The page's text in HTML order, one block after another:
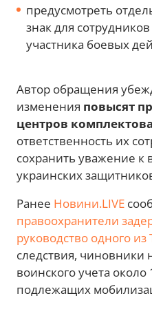
предусмотреть
знак для
участника боевых
Автор обращения
изменения повысят
центров
ответственность их
сохранить уважение
украинских
Ранее Новини.LIVE
правоохранители
руководство одного
следствия, чиновники
воинского учета около
подлежащих